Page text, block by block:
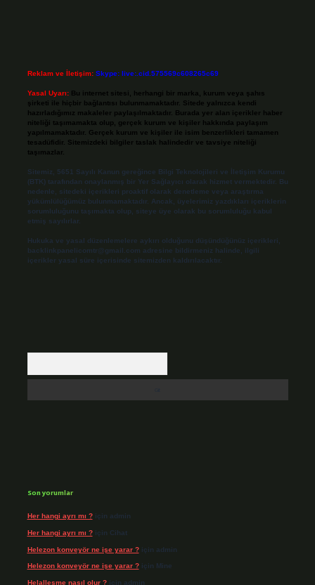
Reklam ve İletişim: Skype: live:.cid.575569c608265c69
Yasal Uyarı: Bu internet sitesi, herhangi bir marka, kurum veya şahıs
şirketi ile hiçbir bağlantısı bulunmamaktadır. Sitede yalnızca kendi
hazırladığımız makaleler paylaşılmaktadır. Burada yer alan içerikler haber
niteliği taşımamakta olup, gerçek kurum ve kişiler hakkında paylaşım
yapılmamaktadır. Gerçek kurum ve kişiler ile isim benzerlikleri tamamen
tesadüfidir. Sitemizdeki bilgiler taslak halindedir ve tavsiye niteliği
taşımazlar.
Sitemiz, 5651 Sayılı Kanun gereğince Bilgi Teknolojileri ve İletişim Kurumu
(BTK) tarafından onaylanmış bir Yer Sağlayıcı olarak hizmet vermektedir. Bu
nedenle, sitedeki içerikleri proaktif olarak denetleme veya araştırma
yükümlülüğümüz bulunmamaktadır. Ancak, üyelerimiz yazdıkları içeriklerin
sorumluluğunu taşımakta olup, siteye üye olarak bu sorumluluğu kabul
etmiş sayılırlar.
Hukuka ve yasal düzenlemelere aykırı olduğunu düşündüğünüz içerikleri,
backlinkpanelicomtr@gmail.com adresine bildirmeniz halinde, ilgili
içerikler yasal süre içerisinde sitemizden kaldırılacaktır.
Son yorumlar
Her hangi ayrı mı ?için admin
Her hangi ayrı mı ?için Cihat
Helezon konveyör ne işe yarar ?için admin
Helezon konveyör ne işe yarar ?için Mine
Helalleşme nasıl olur ?için admin